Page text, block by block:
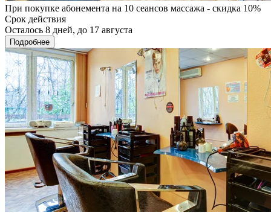
При покупке абонемента на 10 сеансов массажа - скидка 10%
Срок действия
Осталось 8 дней, до 17 августа
Подробнее